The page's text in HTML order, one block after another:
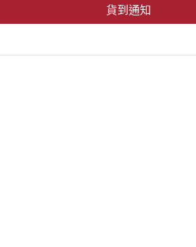
貨到通知